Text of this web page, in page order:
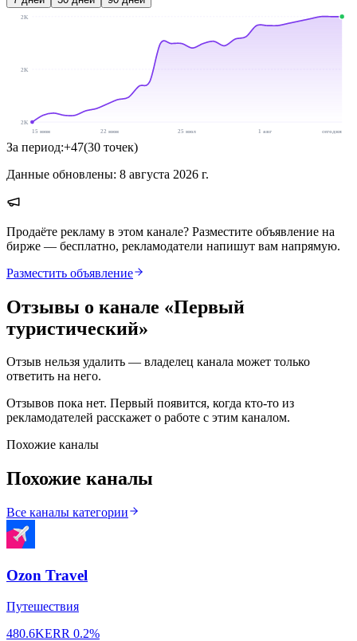
2K
2K
2K
15 июн
22 июн 25 июл 1 авг сегодня
За период:+47(30 точек)
Данные обновлены: 8 августа 2026 г.
Продаёте рекламу в этом канале? Разместите объявление на
бирже — бесплатно, рекламодатели напишут вам напрямую.
Разместить объявление
Отзывы о канале «Первый
туристический»
Отзыв нельзя удалить — владелец канала может только
ответить на него.
Отзывов пока нет. Первый появится, когда кто-то из
рекламодателей расскажет о работе с этим каналом.
Похожие каналы
Похожие каналы
Все каналы категории
Ozon Travel
Путешествия
480.6KERR 0.2%